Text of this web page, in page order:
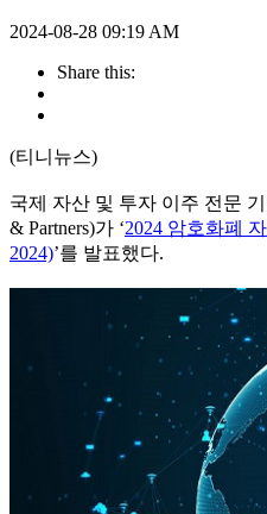
2024-08-28 09:19 AM
Share this:
(티니뉴스)
국제 자산 및 투자 이주 전문
& Partners)가 ‘2024 암호화폐
2024)’를 발표했다.